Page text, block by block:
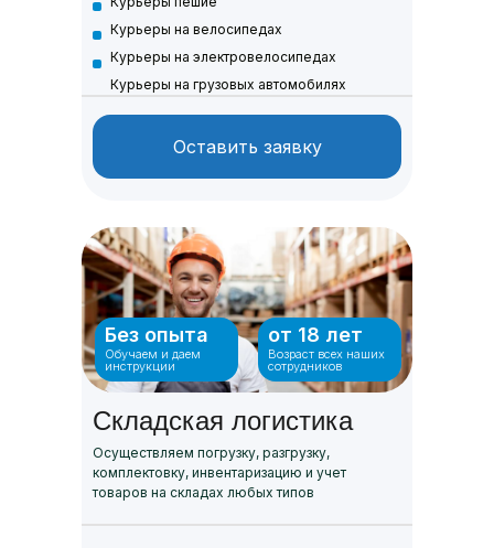
Осуществляем погрузку, разгрузку,
комплектовку, инвентаризацию и учет
товаров на складах любых типов
Складская логистика
Без опыта
Обучаем и даем
инструкции
от 18 лет
Возраст всех наших
сотрудников
Оставить заявку
Курьеры на велосипедах
Курьеры на электровелосипедах
Курьеры на грузовых автомобилях